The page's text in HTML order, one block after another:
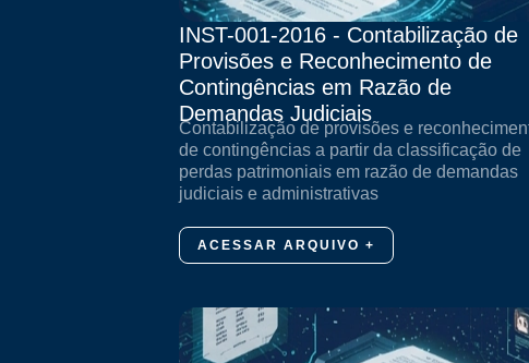
INST-001-2016 - Contabilização de
Provisões e Reconhecimento de
Contingências em Razão de
Demandas Judiciais
Contabilização de provisões e
de contingências a partir da classificação de
perdas patrimoniais em razão de demandas
judiciais e administrativas
ACESSAR ARQUIVO +